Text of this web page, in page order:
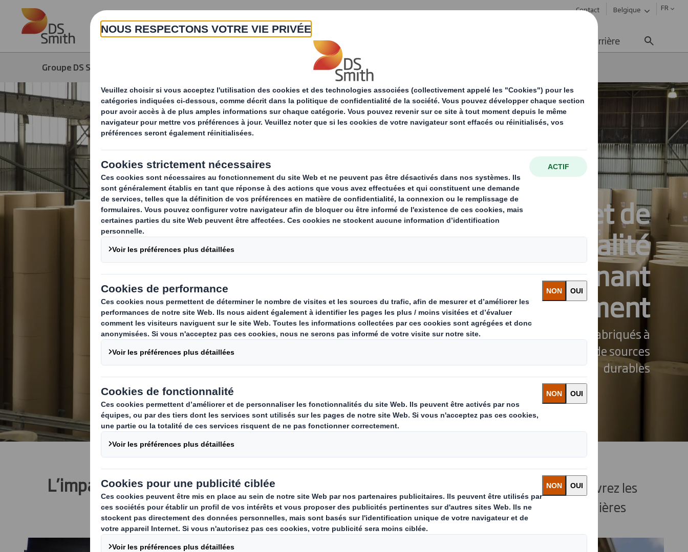
Skip to main content Contact Belgique FR
A propos Produits & Services Carrière
Groupe DS Smith
Papiers de carton et de
spécialité
s’approvisionnant
durablement
Nous proposons une gamme de papiers fabriqués à
partir de fibres 100% recyclées ou issues de sources
durables
L’impact de la crise sanitaire sur les habitudes des Français en
matière de recyclage
Découvrez les
dernières